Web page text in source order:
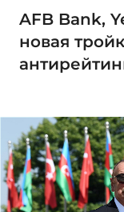
AFB Bank,
новая